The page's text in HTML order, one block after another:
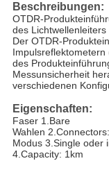
Beschreibungen:
OTDR-
des
Der OTDR-
des
Messunsicherheit
verschiedenen
Eigenschaften:
Faser 1.Bare
Wahlen
Modus 3.Single oder
4.Capacity: 1km